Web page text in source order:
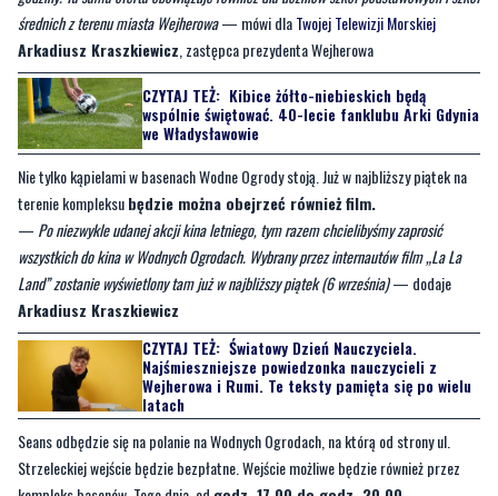
CZYTAJ TEŻ:
Kibice żółto-niebieskich będą
wspólnie świętować. 40-lecie fanklubu Arki Gdynia
we Władysławowie
Nie tylko kąpielami w basenach Wodne Ogrody stoją. Już w najbliższy piątek na
terenie kompleksubędzie można obejrzeć również film.
—Po niezwykle udanej akcji kina letniego, tym razem chcielibyśmy zaprosić
wszystkich do kina w Wodnych Ogrodach. Wybrany przez internautów film „La La
Land” zostanie wyświetlony tam już w najbliższy piątek (6 września)
Arkadiusz Kraszkiewicz
CZYTAJ TEŻ:Światowy Dzień Nauczyciela.
Najśmieszniejsze powiedzonka nauczycieli z
Wejherowa i Rumi. Te teksty pamięta się po wielu
latach
Seans odbędzie się na polanie na Wodnych Ogrodach, na którą od strony ul.
Strzeleckiej wejście będzie bezpłatne. Wejście możliwe będzie również przez
kompleks basenów. Tego dnia, odgodz. 17.00 do godz. 20.00.
wejściówki dla wszystkich będą w promocyjnej cenie – 10
zł/godzinę i 20zł/3 godziny.